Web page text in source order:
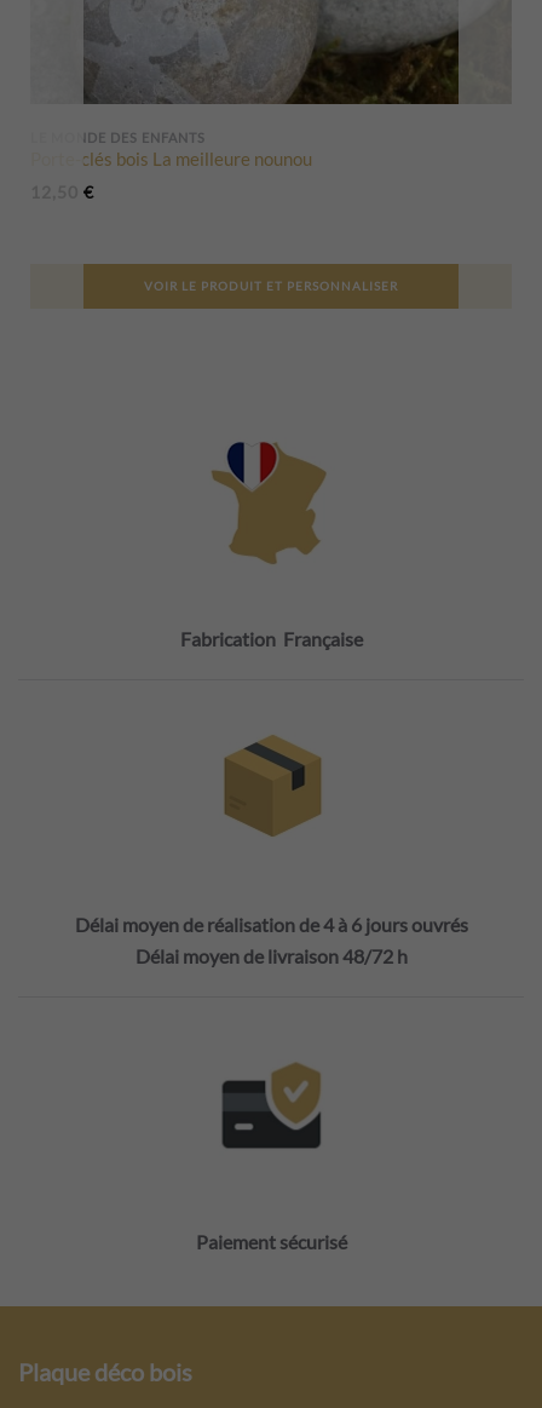
LE MONDE DES ENFANTS
Porte-clés bois La meilleure nounou
€
VOIR LE PRODUIT ET PERSONNALISER
Fabrication Française
Délai moyen de réalisation de 4 à 6 jours ouvrés
Délai moyen de livraison 48/72 h
Paiement sécurisé
Plaque déco bois